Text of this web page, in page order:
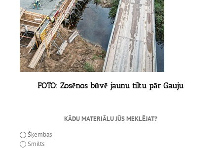
FOTO: Zosēnos būvē jaunu tiltu pār Gauju
KĀDU MATERIĀLU JŪS MEKLĒJAT?
Šķembas
Smilts